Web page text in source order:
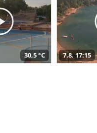
30,5 °C 7.8. 17:15